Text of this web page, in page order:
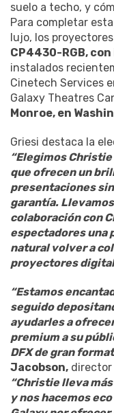
suelo a techo, y
Para completar
lujo, los
CP4430-RGB,
instalados
Cinetech Services
Galaxy Theatres
Monroe, en
Griesi destaca la
“Elegimos
que ofrecen un
presentaciones
garantía.
colaboración con
espectadores una
natural volver a
proyectores
“Estamos
seguido
ayudarles a
premium a su
DFX de gran
Jacobson, director
“Christie lleva
y nos hacemos